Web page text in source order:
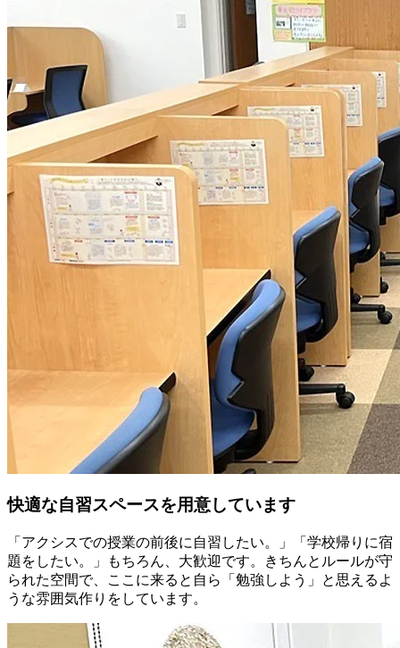
快適な自習スペースを用意しています
「アクシスでの授業の前後に自習したい。」「学校帰りに宿
題をしたい。」もちろん、大歓迎です。きちんとルールが守
られた空間で、ここに来ると自ら「勉強しよう」と思えるよ
うな雰囲気作りをしています。